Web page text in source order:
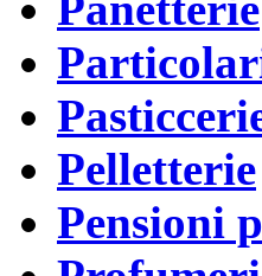
Pelletterie
Pensioni